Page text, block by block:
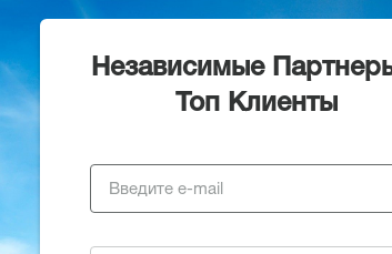
Независимые
Топ Клиенты